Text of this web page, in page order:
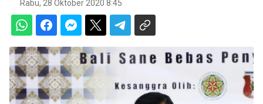
Rabu, 28 Oktober 2020 8:45